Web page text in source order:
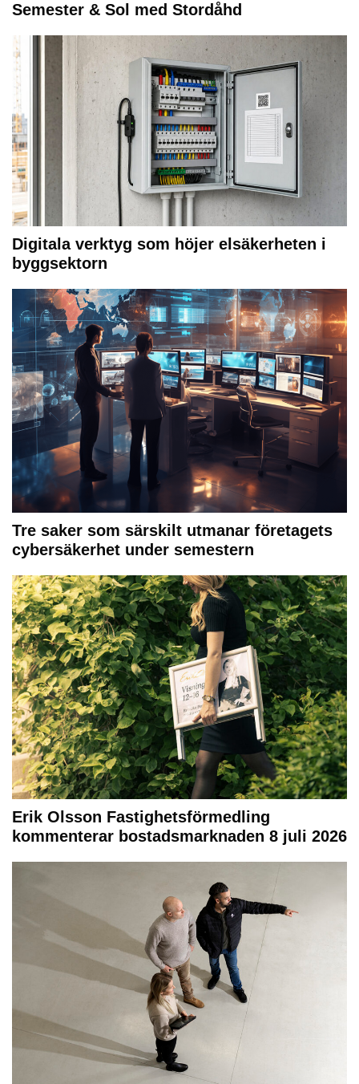
Semester & Sol med Stordåhd
Digitala verktyg som höjer elsäkerheten i
byggsektorn
Tre saker som särskilt utmanar företagets
cybersäkerhet under semestern
Erik Olsson Fastighetsförmedling
kommenterar bostadsmarknaden 8 juli 2026